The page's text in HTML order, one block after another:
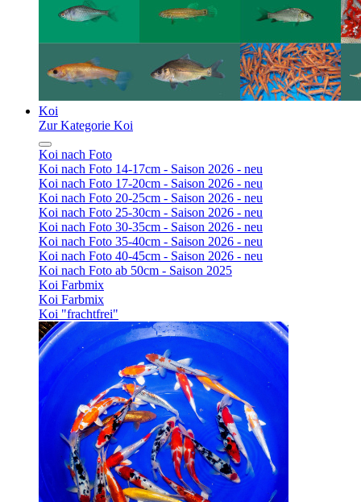
Koi
Zur Kategorie Koi
Koi nach Foto
Koi nach Foto 14-17cm - Saison 2026 - neu
Koi nach Foto 17-20cm - Saison 2026 - neu
Koi nach Foto 20-25cm - Saison 2026 - neu
Koi nach Foto 25-30cm - Saison 2026 - neu
Koi nach Foto 30-35cm - Saison 2026 - neu
Koi nach Foto 35-40cm - Saison 2026 - neu
Koi nach Foto 40-45cm - Saison 2026 - neu
Koi nach Foto ab 50cm - Saison 2025
Koi Farbmix
Koi Farbmix
Koi "frachtfrei"